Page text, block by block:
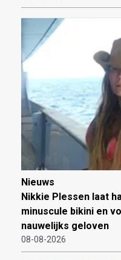
Nieuws
Nikkie Plessen laat
minuscule bikini en
nauwelijks geloven
08-08-2026